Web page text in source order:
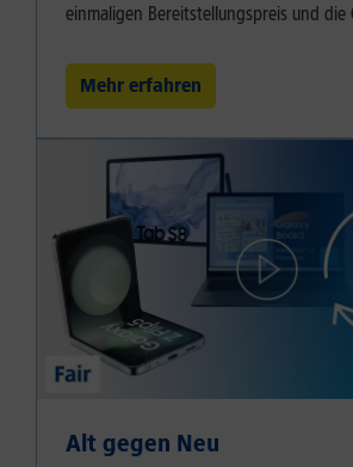
einmaligen Bereitstellungspreis und die
Mehr erfahren
Alt gegen Neu